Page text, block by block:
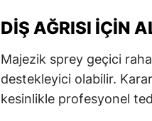
DIŞ AĞRISI İÇIN
Majezik sprey geçici
destekleyici olabilir.
kesinlikle profesyonel